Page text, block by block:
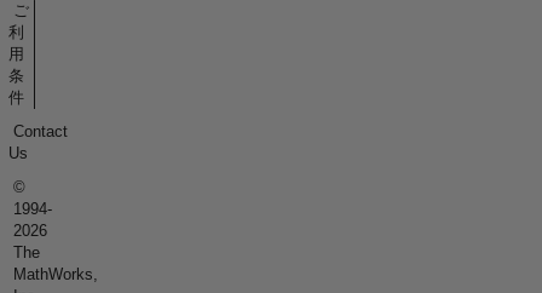
ご
利
用
条
件
Contact
Us
©
1994-
2026
The
MathWorks,